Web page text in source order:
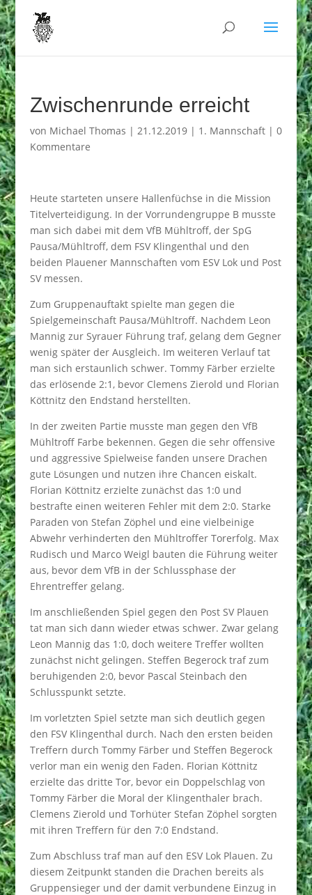
Zwischenrunde erreicht
von Michael Thomas | 21.12.2019| 1. Mannschaft| 0
Kommentare
Heute starteten unsere Hallenfüchse in die Mission
Titelverteidigung. In der Vorrundengruppe B musste
man sich dabei mit dem VfB Mühltroff, der SpG
Pausa/Mühltroff, dem FSV Klingenthal und den
beiden Plauener Mannschaften vom ESV Lok und Post
SV messen.
Zum Gruppenauftakt spielte man gegen die
Spielgemeinschaft Pausa/Mühltroff. Nachdem Leon
Mannig zur Syrauer Führung traf, gelang dem Gegner
wenig später der Ausgleich. Im weiteren Verlauf tat
man sich erstaunlich schwer. Tommy Färber erzielte
das erlösende 2:1, bevor Clemens Zierold und Florian
Köttnitz den Endstand herstellten.
In der zweiten Partie musste man gegen den VfB
Mühltroff Farbe bekennen. Gegen die sehr offensive
und aggressive Spielweise fanden unsere Drachen
gute Lösungen und nutzen ihre Chancen eiskalt.
Florian Köttnitz erzielte zunächst das 1:0 und
bestrafte einen weiteren Fehler mit dem 2:0. Starke
Paraden von Stefan Zöphel und eine vielbeinige
Abwehr verhinderten den Mühltroffer Torerfolg. Max
Rudisch und Marco Weigl bauten die Führung weiter
aus, bevor dem VfB in der Schlussphase der
Ehrentreffer gelang.
Im anschließenden Spiel gegen den Post SV Plauen
tat man sich dann wieder etwas schwer. Zwar gelang
Leon Mannig das 1:0, doch weitere Treffer wollten
zunächst nicht gelingen. Steffen Begerock traf zum
beruhigenden 2:0, bevor Pascal Steinbach den
Schlusspunkt setzte.
Im vorletzten Spiel setzte man sich deutlich gegen
den FSV Klingenthal durch. Nach den ersten beiden
Treffern durch Tommy Färber und Steffen Begerock
verlor man ein wenig den Faden. Florian Köttnitz
erzielte das dritte Tor, bevor ein Doppelschlag von
Tommy Färber die Moral der Klingenthaler brach.
Clemens Zierold und Torhüter Stefan Zöphel sorgten
mit ihren Treffern für den 7:0 Endstand.
Zum Abschluss traf man auf den ESV Lok Plauen. Zu
diesem Zeitpunkt standen die Drachen bereits als
Gruppensieger und der damit verbundene Einzug in